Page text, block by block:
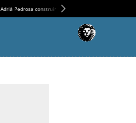
Adrià Pedrosa construirá la nueva residencia en el